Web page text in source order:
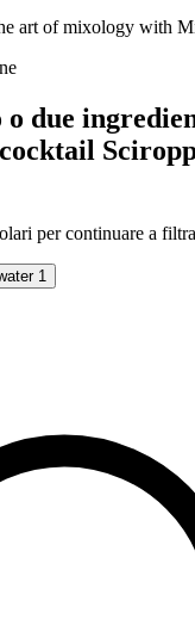
art of mixology with
o due
per continuare a
1